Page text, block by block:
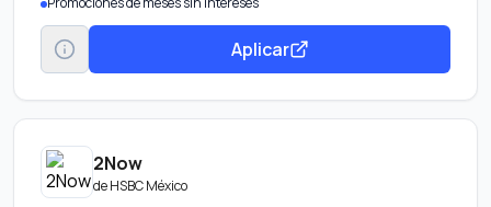
Aplicar
2Now
deHSBC México